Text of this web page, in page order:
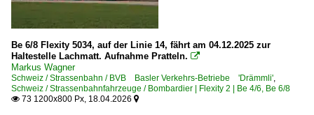
Be 6/8 Flexity 5034, auf der Linie 14, fährt am 04.12.2025 zur
Haltestelle Lachmatt. Aufnahme Pratteln. 
Markus Wagner
Schweiz / Strassenbahn / BVB Basler Verkehrs-Betriebe 'Drämmli',
Schweiz / Strassenbahnfahrzeuge / Bombardier | Flexity 2 | Be 4/6, Be 6/8
 73 1200x800 Px, 18.04.2026 